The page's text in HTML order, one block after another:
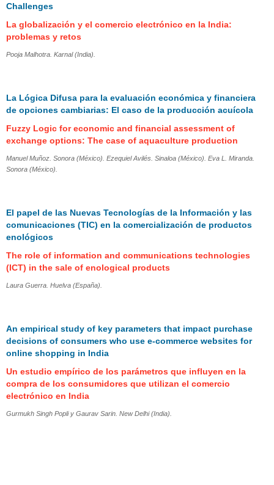
Challenges
La globalización y el comercio electrónico en la India:
problemas y retos
Pooja Malhotra. Karnal (India).
La Lógica Difusa para la evaluación económica y financiera
de opciones cambiarias: El caso de la producción acuícola
Fuzzy Logic for economic and financial assessment of
exchange options: The case of aquaculture production
Manuel Muñoz. Sonora (México). Ezequiel Avilés. Sinaloa (México). Eva L. Miranda.
Sonora (México).
El papel de las Nuevas Tecnologías de la Información y las
comunicaciones (TIC) en la comercialización de productos
enológicos
The role of information and communications technologies
(ICT) in the sale of enological products
Laura Guerra. Huelva (España).
An empirical study of key parameters that impact purchase
decisions of consumers who use e-commerce websites for
online shopping in India
Un estudio empírico de los parámetros que influyen en la
compra de los consumidores que utilizan el comercio
electrónico en India
Gurmukh Singh Popli y Gaurav Sarin. New Delhi (India).